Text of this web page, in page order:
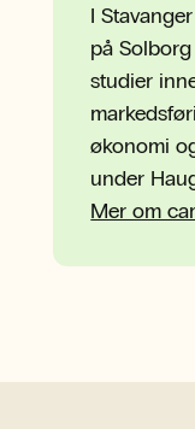
I
på
studier
økonomi
under
Mer om